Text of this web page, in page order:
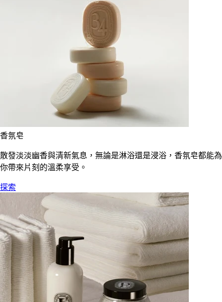
香氛皂
散發淡淡幽香與清新氣息，無論是淋浴還是浸浴，香氛皂都能為
你帶來片刻的溫柔享受。
探索